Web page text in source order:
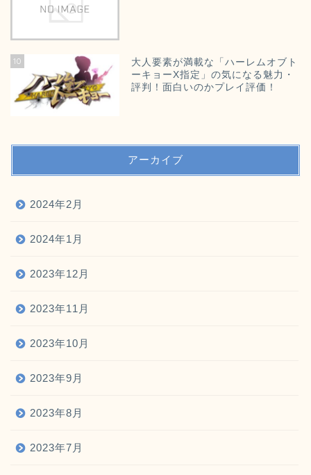
10
大人要素が満載な「ハーレムオブト
ーキョーX指定」の気になる魅力・
評判！面白いのかプレイ評価！
アーカイブ
2024年2月
2024年1月
2023年12月
2023年11月
2023年10月
2023年9月
2023年8月
2023年7月